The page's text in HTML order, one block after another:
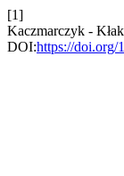
[1]
Kaczmarczyk -
DOI:https://doi.org/